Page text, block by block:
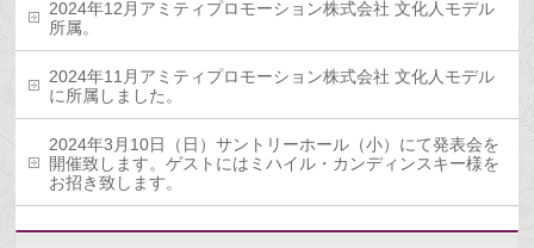
2024年12月アミティプロモーション株式会社 文化人モデル
所属。
2024年11月アミティプロモーション株式会社 文化人モデル
に所属しました。
2024年3月10日（日）サントリーホール（小）にて発表会を
開催致します。ゲストにはミハイル・カンディンスキー様を
お招き致します。